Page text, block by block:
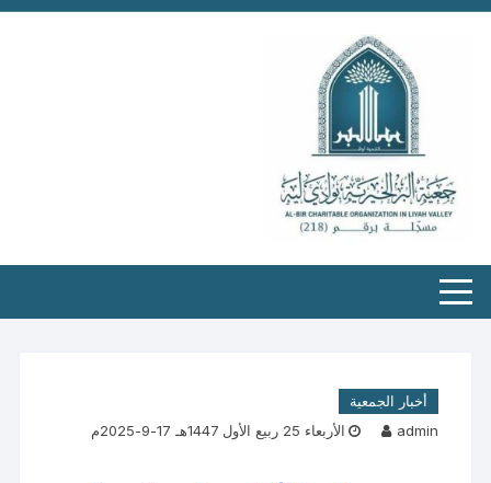
أخبار الجمعية
admin
الأربعاء 25 ربيع الأول 1447هـ 17-9-2025م